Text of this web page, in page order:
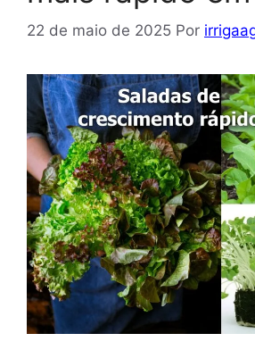
22 de maio de 2025 Por